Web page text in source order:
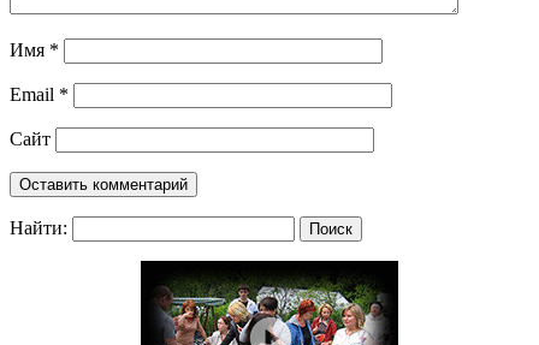
Имя *
Email *
Сайт
Найти: